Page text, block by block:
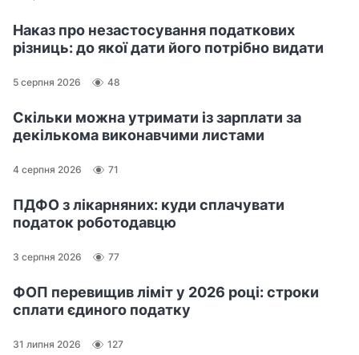
Наказ про незастосування податкових
різниць: до якої дати його потрібно видати
5 серпня 2026 48
Скільки можна утримати із зарплати за
декількома виконавчими листами
4 серпня 2026 71
ПДФО з лікарняних: куди сплачувати
податок роботодавцю
3 серпня 2026 77
ФОП перевищив ліміт у 2026 році: строки
сплати єдиного податку
31 липня 2026 127